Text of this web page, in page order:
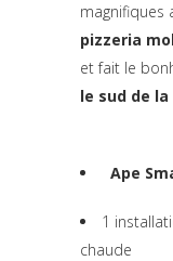
magnifiques
pizzeria
et fait le
le sud de la
Ape
1
chaude